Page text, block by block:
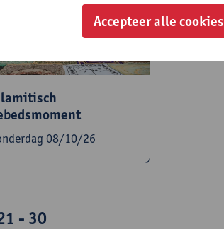
08/10/26
- 30
Accepteer alle cookies